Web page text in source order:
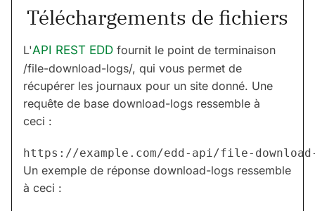
Téléchargements de fichiers
L'API REST EDD fournit le point de terminaison
/file-download-logs/, qui vous permet de
récupérer les journaux pour un site donné. Une
requête de base download-logs ressemble à
ceci :
Un exemple de réponse download-logs ressemble
à ceci :